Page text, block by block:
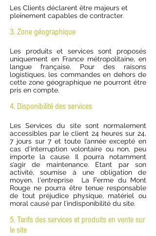
Les Clients déclarent être majeurs et
pleinement capables de contracter.
3. Zone géographique
Les produits et services sont proposés
uniquement en France métropolitaine, en
langue française. Pour des raisons
logistiques, les commandes en dehors de
cette zone géographique ne pourront être
pris en compte.
4. Disponibilité des services
Les Services du site sont normalement
accessibles par le client 24 heures sur 24,
7 jours sur 7 et toute l’année excepté en
cas d’interruption volontaire ou non, peu
importe la cause. Il pourra notamment
s’agir de maintenance. Etant par son
activité, soumise à une obligation de
moyen, l'entreprise La Ferme du Mont
Rouge ne pourra être tenue responsable
de tout préjudice physique, matériel ou
moral causé par l’indisponibilité du site.
5. Tarifs des services et produits en vente sur
le site